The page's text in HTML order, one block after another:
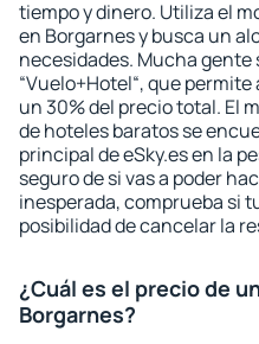
tiempo y dinero. Utiliza el
en Borgarnes y busca un
necesidades. Mucha
“Vuelo+Hotel“, que
un 30% del precio total. El
de hoteles baratos se
principal de eSky.es en la
seguro de si vas a poder
inesperada, comprueba si
posibilidad de cancelar la
¿Cuál es el precio de
Borgarnes?